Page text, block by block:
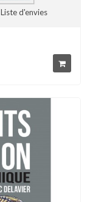
Liste d'envies